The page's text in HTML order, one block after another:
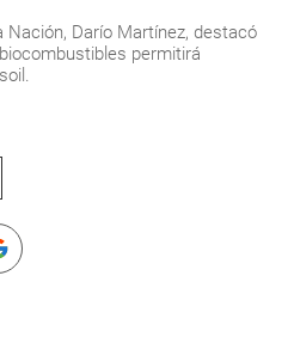
Nación, Darío Martínez, destacó
permitirá